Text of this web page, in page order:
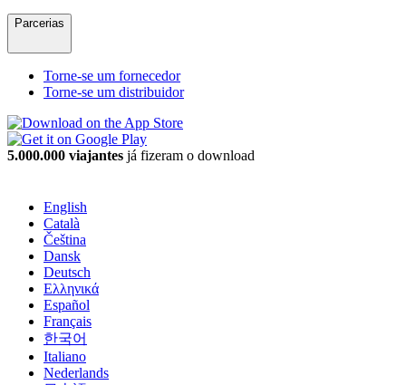
Parcerias
Torne-se um fornecedor
Torne-se um distribuidor
5.000.000 viajantes já fizeram o download
English
Català
Čeština
Dansk
Deutsch
Ελληνικά
Español
Français
한국어
Italiano
Nederlands